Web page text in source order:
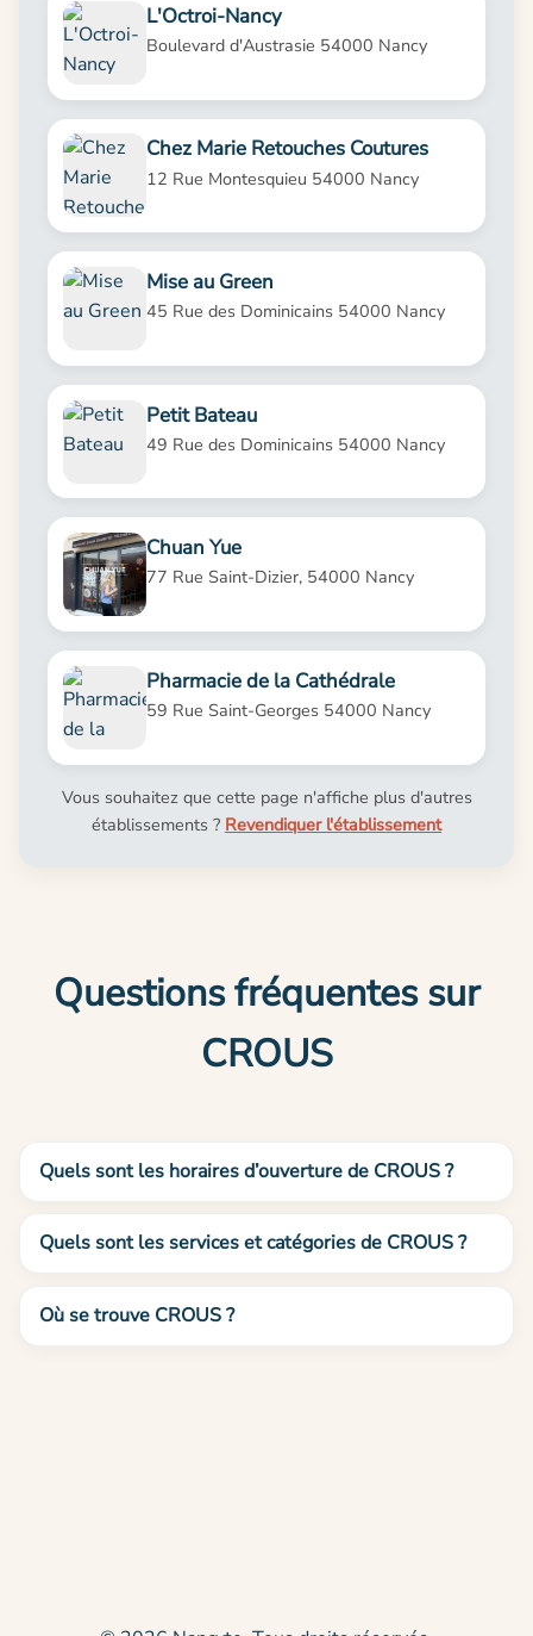
L'Octroi-Nancy
Boulevard d'Austrasie 54000 Nancy
Chez Marie Retouches Coutures
12 Rue Montesquieu 54000 Nancy
Mise au Green
45 Rue des Dominicains 54000 Nancy
Petit Bateau
49 Rue des Dominicains 54000 Nancy
Chuan Yue
77 Rue Saint-Dizier, 54000 Nancy
Pharmacie de la Cathédrale
59 Rue Saint-Georges 54000 Nancy
Vous souhaitez que cette page n'affiche plus d'autres
établissements ? Revendiquer l'établissement
Questions fréquentes sur
CROUS
Quels sont les horaires d’ouverture de CROUS ?
Quels sont les services et catégories de CROUS ?
Où se trouve CROUS ?